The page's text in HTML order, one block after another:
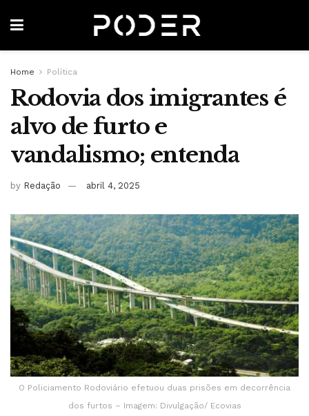
Home Política
Rodovia dos imigrantes é
alvo de furto e
vandalismo; entenda
by Redação abril 4, 2025
O Policiamento Rodoviário efetuou duas prisões em decorrência
dos furtos – Imagem: Divulgação/ Ecovias